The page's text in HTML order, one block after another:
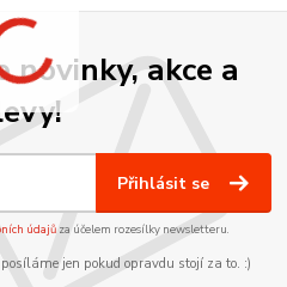
novinky, akce a
Přihlásit se
údajůza účelem rozesílky newsletteru.
jen pokud opravdu stojí za to. :)